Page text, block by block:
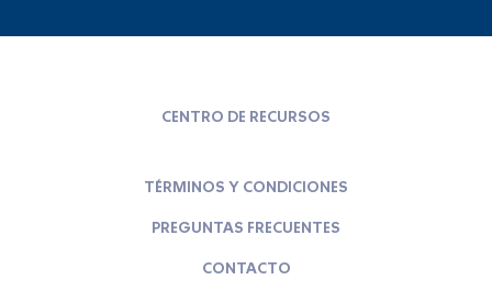
CENTRO DE RECURSOS
TÉRMINOS Y CONDICIONES
PREGUNTAS FRECUENTES
CONTACTO